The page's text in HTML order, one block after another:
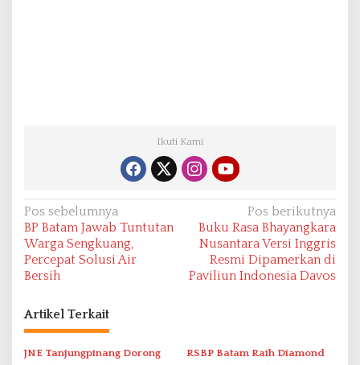
Ikuti Kami
N
a
v
i
g
a
s
Pos sebelumnya
BP Batam Jawab Tuntutan
Warga Sengkuang,
Percepat Solusi Air
Bersih
Pos berikutnya
Buku Rasa Bhayangkara
Nusantara Versi Inggris
Resmi Dipamerkan di
Paviliun Indonesia Davos
Artikel Terkait
JNE Tanjungpinang Dorong
RSBP Batam Raih Diamond